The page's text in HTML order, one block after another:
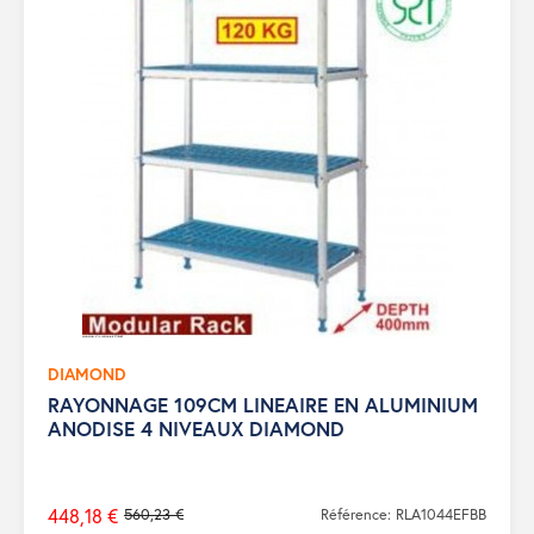
DIAMOND
RAYONNAGE 109CM LINEAIRE EN ALUMINIUM
ANODISE 4 NIVEAUX DIAMOND
Prix
560,23 €
448,18 € Référence: RLA1044EFBB